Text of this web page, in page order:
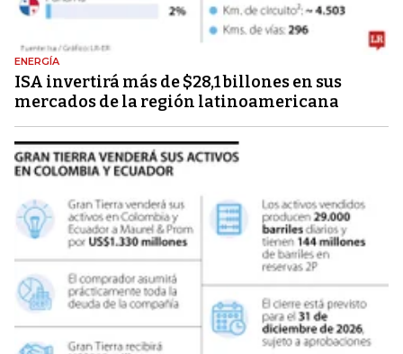
ENERGÍA
ISA invertirá más de $28,1 billones en sus
mercados de la región latinoamericana